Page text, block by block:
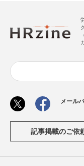
メール
記事掲載のご依